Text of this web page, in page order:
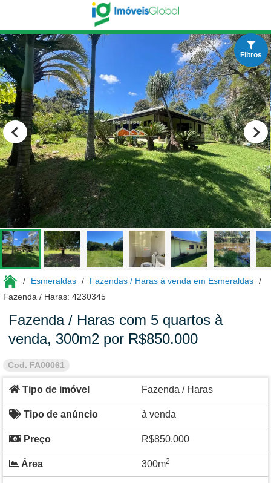
Esmeraldas
Fazendas / Haras à venda em Esmeraldas
Fazenda / Haras: 4230345
Fazenda / Haras com 5 quartos à
venda, 300m2 por R$850.000
Cod. FA00061
Tipo de imóvel Fazenda / Haras
Tipo de anúncio à venda
Preço R$850.000
Área 300m2
Filtros